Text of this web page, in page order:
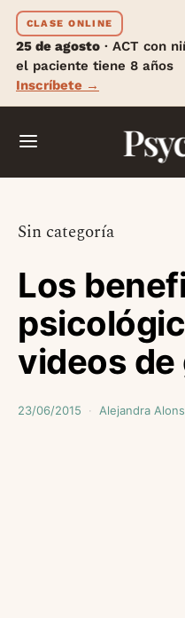
CLASE ONLINE
25 de agosto · ACT con
el paciente tiene 8 años
Inscríbete →
Sin categoría
Los
videos de
23/06/2015 Alejandra